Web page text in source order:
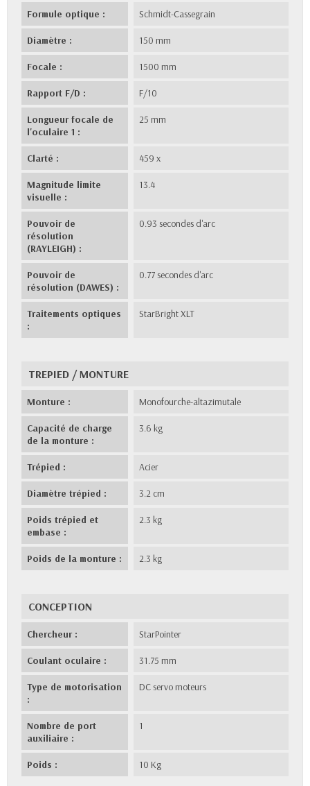
Formule optique : Schmidt-Cassegrain
Diamètre : 150 mm
Focale : 1500 mm
Rapport F/D : F/10
Longueur focale de
l'oculaire 1 :
25 mm
Clarté : 459 x
Magnitude limite
visuelle :
13.4
Pouvoir de
résolution
(RAYLEIGH) :
0.93 secondes d'arc
Pouvoir de
résolution (DAWES) :
0.77 secondes d'arc
Traitements optiques
:
StarBright XLT
TREPIED / MONTURE
Monture : Monofourche-altazimutale
Capacité de charge
de la monture :
3.6 kg
Trépied : Acier
Diamètre trépied : 3.2 cm
Poids trépied et
embase :
2.3 kg
Poids de la monture : 2.3 kg
CONCEPTION
Chercheur : StarPointer
Coulant oculaire : 31.75 mm
Type de motorisation
:
DC servo moteurs
Nombre de port
auxiliaire :
1
Poids : 10 Kg